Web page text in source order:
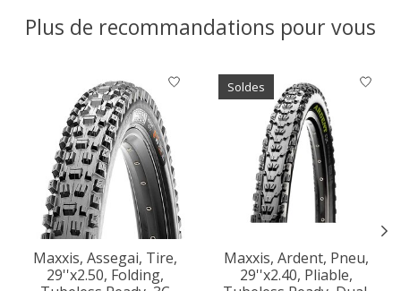
Plus de recommandations pour vous
Articles du carrousel de produits
Maxxis, Assegai, Tire,
29''x2.50, Folding,
Soldes
Maxxis, Ardent, Pneu,
29''x2.40, Pliable,